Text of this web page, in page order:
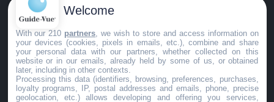
Pathologies adultes
Signes d'une urgence ophtalmologique
La vision
Acuité visuelle
Myosis / mydriase
Œdème oculaire
Welcome
With our 210 partners , we wish to store and access information on
your devices (cookies, pixels in emails, etc.), combine and share
your personal data with our partners, whether collected on this
website or in our emails, already held by some of us, or obtained
later, including in other contexts.
Processing this data (identifiers, browsing, preferences, purchases,
loyalty programs, IP, postal addresses and emails, phone, precise
geolocation, etc.) allows developing and offering you services,